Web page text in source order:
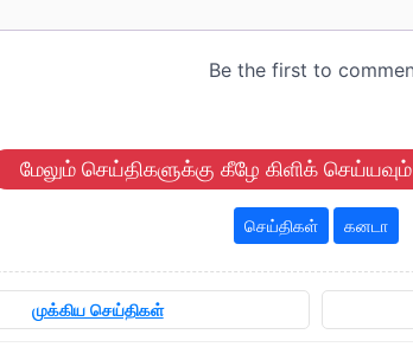
மேலும் செய்திகளுக்கு கீழே கிளிக் செய்யவும்
செய்திகள் கனடா
முக்கிய செய்திகள்